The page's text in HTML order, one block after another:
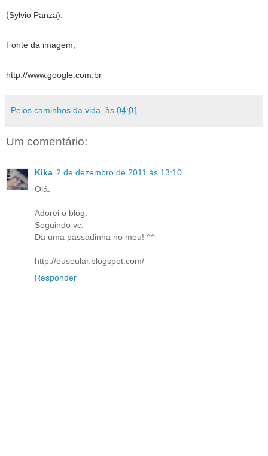
(Sylvio Panza).
Fonte da imagem;
http://www.google.com.br
Pelos caminhos da vida. às 04:01
Um comentário:
Kika 2 de dezembro de 2011 às 13:10
Olá.
Adorei o blog.
Seguindo vc.
Da uma passadinha no meu! ^^
http://euseular.blogspot.com/
Responder